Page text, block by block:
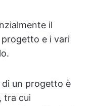
il
e i vari
un progetto è
tra cui